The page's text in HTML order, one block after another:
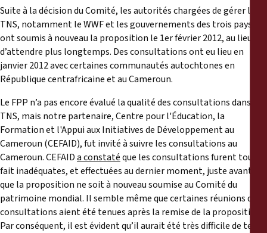
Suite à la décision du Comité, les autorités chargées de gérer le
TNS, notamment le WWF et les gouvernements des trois pays,
ont soumis à nouveau la proposition le 1er février 2012, au lieu
d’attendre plus longtemps. Des consultations ont eu lieu en
janvier 2012 avec certaines communautés autochtones en
République centrafricaine et au Cameroun.
Le FPP n’a pas encore évalué la qualité des consultations dans le
TNS, mais notre partenaire, Centre pour l'Éducation, la
Formation et l'Appui aux Initiatives de Développement au
Cameroun (CEFAID), fut invité à suivre les consultations au
Cameroun. CEFAIDa constatéque les consultations furent tout à
fait inadéquates, et effectuées au dernier moment, juste avant
que la proposition ne soit à nouveau soumise au Comité du
patrimoine mondial. Il semble même que certaines réunions de
consultations aient été tenues après la remise de la proposition.
Par conséquent, il est évident qu’il aurait été très difficile de tenir